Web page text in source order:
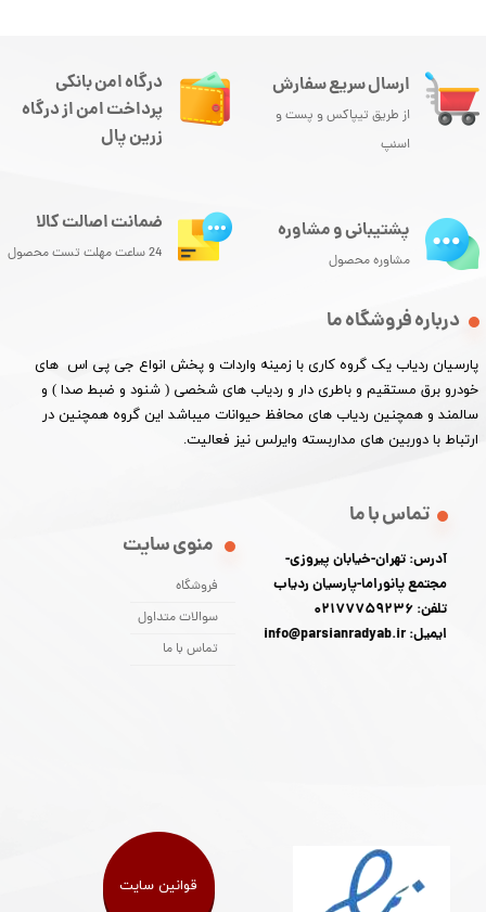
ارسال سریع سفارش
از طریق تیپاکس و پست و
اسنپ
درباره فروشگاه ما
پارسیان ردیاب یک گروه کاری با زمینه واردات و پخش انواع جی پی اس های
خودرو برق مستقیم و باطری دار و ردیاب های شخصی ( شنود و ضبط صدا ) و
سالمند و همچنین ردیاب های محافظ حیوانات میباشد این گروه همچنین در
ارتباط با دوربین های مداربسته وایرلس نیز فعالیت.​​​​​​​
منوی سایت
فروشگاه
سوالات متداول
تماس با ما
تماس با ما
آدرس: تهران-خیابان پیروزی-
مجتمع پانوراما-پارسیان ردیاب
تلفن: 02177759236
ایمیل: info@parsianradyab.ir
درگاه امن بانکی
پرداخت امن از درگاه
زرین پال
پشتیبانی و مشاوره
مشاوره محصول
ضمانت اصالت کالا
24 ساعت مهلت تست محصول
قوانین سایت